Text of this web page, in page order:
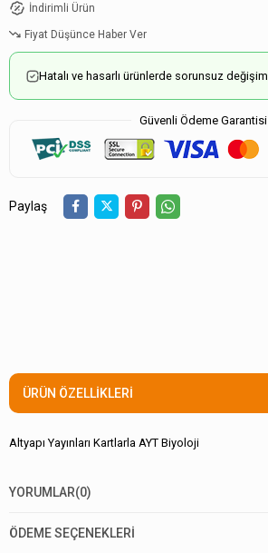
İndirimli Ürün
Fiyat Düşünce Haber Ver
Hatalı ve hasarlı ürünlerde sorunsuz değişim
Güvenli Ödeme Garantisi
Paylaş
ÜRÜN ÖZELLIKLERI
Altyapı Yayınları Kartlarla AYT Biyoloji
YORUMLAR(0)
ÖDEME SEÇENEKLERI